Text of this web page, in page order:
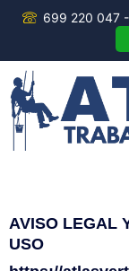
699 220 047
AVISO LEGAL
USO